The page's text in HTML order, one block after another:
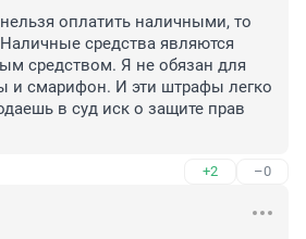
оплатить наличными, то
средства являются
средством. Я не обязан для
и смарифон. И эти штрафы легко
в суд иск о защите прав
+2 –0